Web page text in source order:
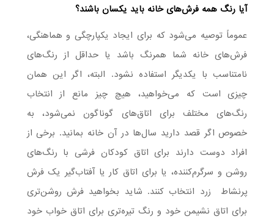
آیا رنگ همه فرش‌های خانه باید یکسان باشند؟
عموماً توصیه می‌شود که برای ایجاد یکپارچگی و هماهنگی،
فرش‌های خانه شما همرنگ باشد یا حداقل از رنگ‌های
نامتناسب با یکدیگر استفاده نشود. البته، اگر این همان
چیزی است که می‌خواهید، هیچ چیز مانع از انتخاب
رنگ‌های مختلف برای اتاق‌های گوناگون نمی‌شود، به
خصوص اگر قصد دارید سال‌ها در آن خانه بمانید. برخی از
افراد دوست دارند برای اتاق کودکان فرشی با رنگ‌های
روشن و سرگرم‌کننده، یا برای اتاق کار یا آفتاب‌گیر یک فرش
پرنشاط زرد انتخاب کنند. شاید بخواهید فرش روشن‌تری
برای اتاق نشیمن خود و رنگ تیره‌تری برای اتاق خواب خود